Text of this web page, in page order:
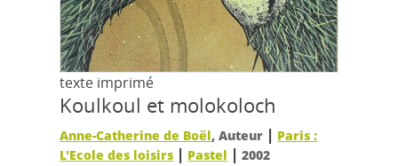
texte imprimé
Koulkoul et molokoloch
Anne-Catherine de Boël, Auteur | Paris :
L'Ecole des loisirs | Pastel |2002